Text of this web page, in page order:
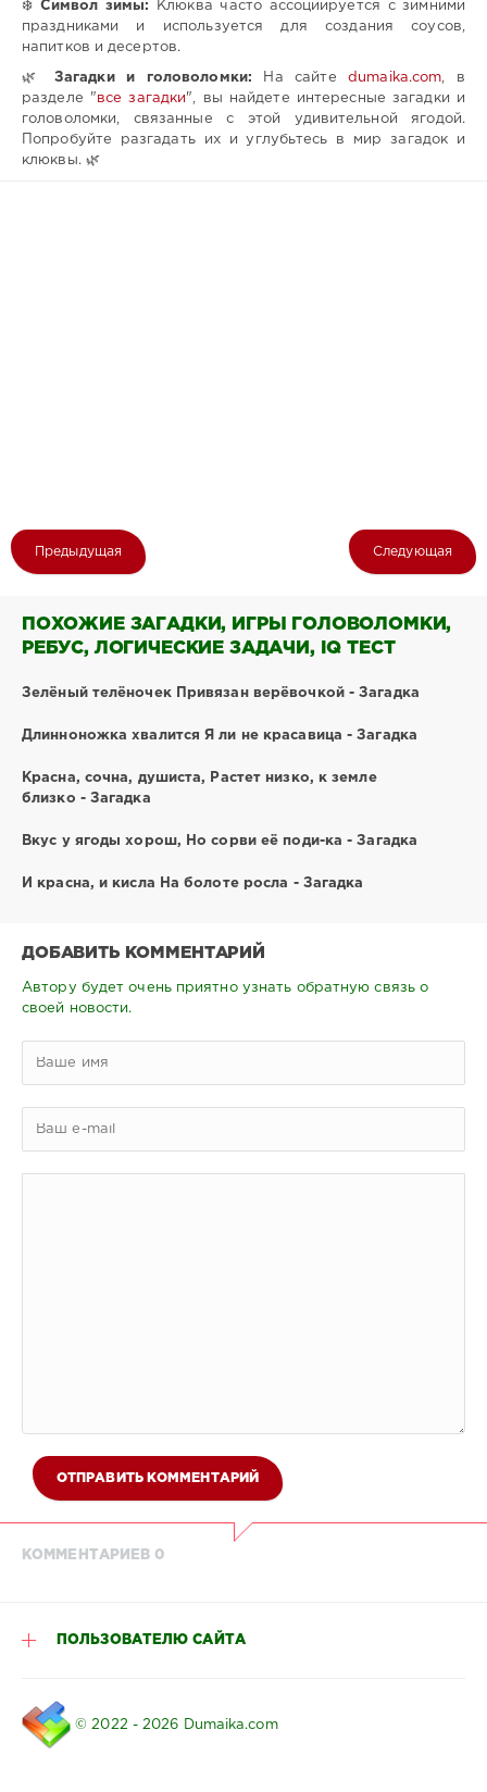
❄️ Символ зимы:
Клюква часто ассоциируется с зимними
праздниками и используется для создания соусов,
напитков и десертов.
🌿 Загадки и головоломки: На сайтеdumaika.com , в
разделе "все загадки", вы найдете интересные загадки и
головоломки, связанные с этой удивительной ягодой.
Попробуйте разгадать их и углубьтесь в мир загадок и
клюквы. 🌿
Предыдущая Следующая
ПОХОЖИЕ ЗАГАДКИ, ИГРЫ ГОЛОВОЛОМКИ,
РЕБУС, ЛОГИЧЕСКИЕ ЗАДАЧИ, IQ ТЕСТ
Зелёный телёночек Привязан верёвочкой - Загадка
Длинноножка хвалится Я ли не красавица - Загадка
Красна, сочна, душиста, Растет низко, к земле
близко - Загадка
Вкус у ягоды хорош, Но сорви её поди-ка - Загадка
И красна, и кисла На болоте росла - Загадка
ДОБАВИТЬ КОММЕНТАРИЙ
Автору будет очень приятно узнать обратную связь о
своей новости.
ОТПРАВИТЬ КОММЕНТАРИЙ
КОММЕНТАРИЕВ 0
ПОЛЬЗОВАТЕЛЮ САЙТА
© 2022 - 2026 Dumaika.com